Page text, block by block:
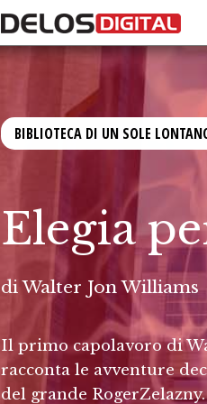
BIBLIOTECA DI UN SOLE
Elegia
diWalter Jon Williams
Il primo capolavoro di
racconta le avventure
del grande RogerZelazny.